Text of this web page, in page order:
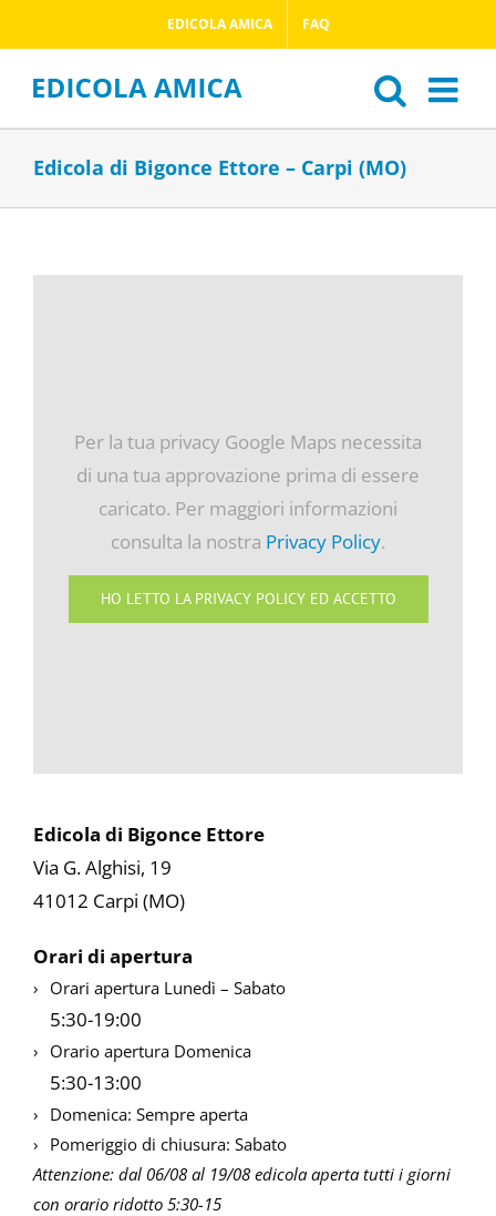
al
contenuto
EDICOLA AMICA FAQ
Edicola di Bigonce Ettore – Carpi (MO)
Per la tua privacy Google Maps necessita
di una tua approvazione prima di essere
caricato. Per maggiori informazioni
consulta la nostra Privacy Policy.
HO LETTO LA PRIVACY POLICY ED ACCETTO
Edicola di Bigonce Ettore
Via G. Alghisi, 19
41012 Carpi (MO)
Orari di apertura
Orari apertura Lunedì – Sabato
5:30-19:00
Orario apertura Domenica
5:30-13:00
Domenica: Sempre aperta
Pomeriggio di chiusura: Sabato
Attenzione: dal 06/08 al 19/08 edicola aperta tutti i giorni
con orario ridotto 5:30-15